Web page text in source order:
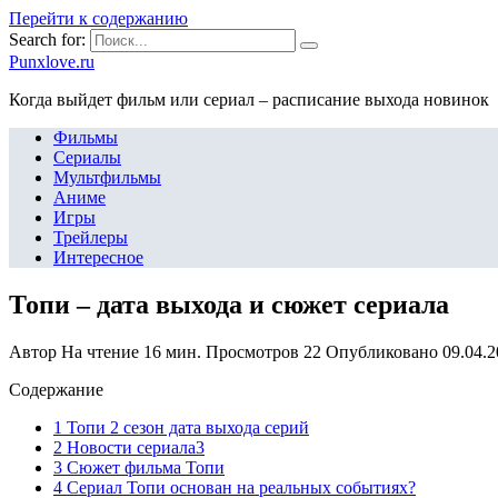
Перейти к содержанию
Search for:
Punxlove.ru
Когда выйдет фильм или сериал – расписание выхода новинок
Фильмы
Сериалы
Мультфильмы
Аниме
Игры
Трейлеры
Интересное
Топи – дата выхода и сюжет сериала
Автор На чтение 16 мин. Просмотров 22 Опубликовано
Содержание
1 Топи 2 сезон дата выхода серий
2 Новости сериала3
3 Сюжет фильма Топи
4 Сериал Топи основан на реальных событиях?